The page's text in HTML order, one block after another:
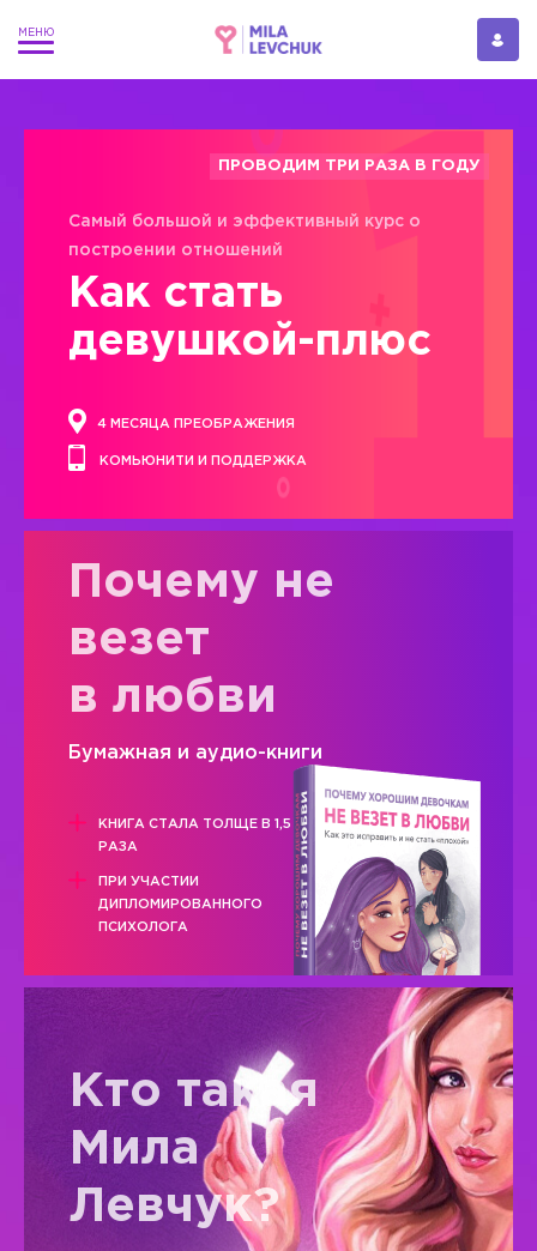
ПРОВОДИМ ТРИ РАЗА В ГОДУ
Самый большой и эффективный курс о
построении отношений
Как стать
девушкой-плюс
4 МЕСЯЦА ПРЕОБРАЖЕНИЯ
КОМЬЮНИТИ И ПОДДЕРЖКА
Почему не
везет
в любви
Бумажная и аудио-книги
КНИГА СТАЛА ТОЛЩЕ В 1,5
РАЗА
ПРИ УЧАСТИИ
ДИПЛОМИРОВАННОГО
ПСИХОЛОГА
Кто такая
Мила
Левчук?